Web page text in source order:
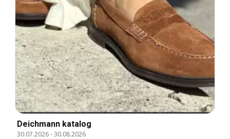
Deichmann katalog
30.07.2026-30.08.2026